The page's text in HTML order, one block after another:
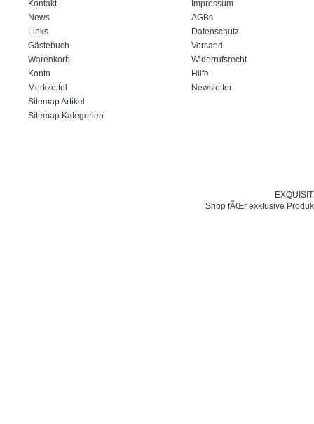
Kontakt
News
Links
Gästebuch
Warenkorb
Konto
Merkzettel
Sitemap Artikel
Sitemap Kategorien
Impressum
AGBs
Datenschutz
Versand
Widerrufsrecht
Hilfe
Newsletter
Shop fÃŒr exklusive